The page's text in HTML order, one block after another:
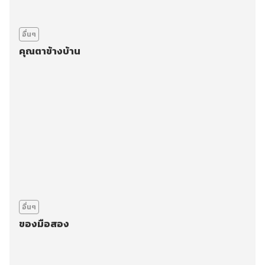
อื่นๆ
คุณตาข้างบ้าน
อื่นๆ
ของมือสอง